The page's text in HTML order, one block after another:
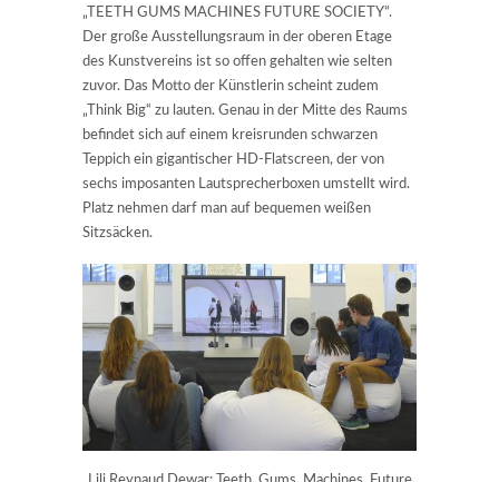
„TEETH GUMS MACHINES FUTURE SOCIETY“.
Der große Ausstellungsraum in der oberen Etage
des Kunstvereins ist so offen gehalten wie selten
zuvor. Das Motto der Künstlerin scheint zudem
„Think Big“ zu lauten. Genau in der Mitte des Raums
befindet sich auf einem kreisrunden schwarzen
Teppich ein gigantischer HD-Flatscreen, der von
sechs imposanten Lautsprecherboxen umstellt wird.
Platz nehmen darf man auf bequemen weißen
Sitzsäcken.